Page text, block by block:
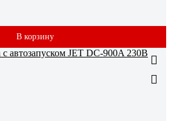
В корзину